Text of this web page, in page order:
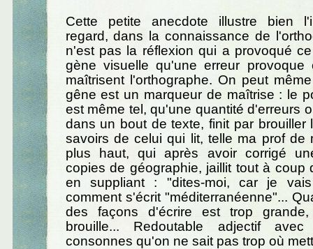
Cette petite anecdote illustre bien
regard, dans la connaissance de
n'est pas la réflexion qui a provoqué
gène visuelle qu'une erreur
maîtrisent l'orthographe. On peut
gêne est un marqueur de maîtrise : le
est même tel, qu'une quantité d'erreurs
dans un bout de texte, finit par brouiller
savoirs de celui qui lit, telle ma prof de
plus haut, qui après avoir corrigé
copies de géographie, jaillit tout à coup
en suppliant : "dites-moi, car je
comment s'écrit "méditerranéenne"...
des façons d'écrire est trop
brouille... Redoutable adjectif
consonnes qu'on ne sait pas trop où